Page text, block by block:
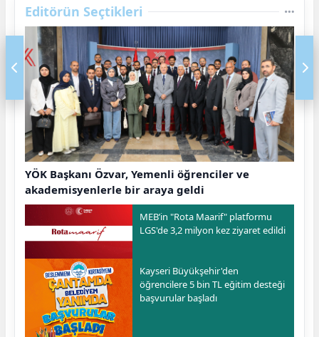
Editörün Seçtikleri
YÖK Başkanı Özvar, Yemenli öğrenciler ve
akademisyenlerle bir araya geldi
MEB’in "Rota Maarif" platformu
LGS'de 3,2 milyon kez ziyaret edildi
Kayseri Büyükşehir'den
öğrencilere 5 bin TL eğitim desteği
başvurular başladı